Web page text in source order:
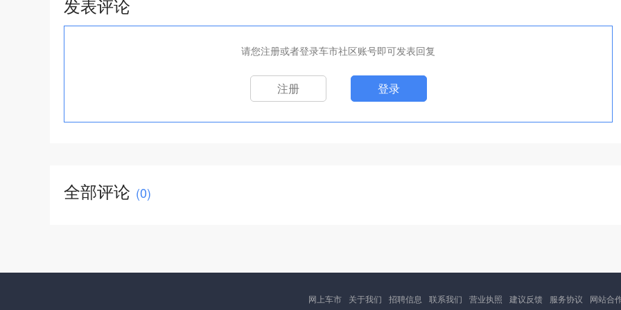
发表评论
请您注册或者登录车市社区账号即可发表回复
注册 登录
全部评论 (0)
网上车市 关于我们 招聘信息 联系我们 营业执照 建议反馈 服务协议 网站合